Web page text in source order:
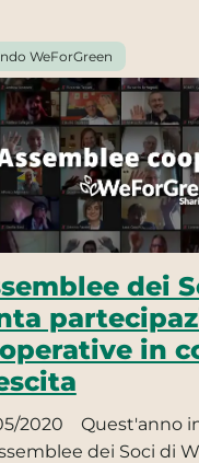
WeForGreen
dei
in
2020
Quest'anno
dei Soci di